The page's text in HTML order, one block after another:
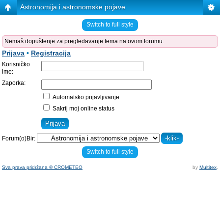
Astronomija i astronomske pojave
Switch to full style
Nemaš dopuštenje za pregledavanje tema na ovom forumu.
Prijava • Registracija
Korisničko
ime:
Zaporka:
Automatsko prijavljivanje
Sakrij moj online status
Forum(o)Bir:
Switch to full style
Sva prava pridržana © CROMETEO by Multitex